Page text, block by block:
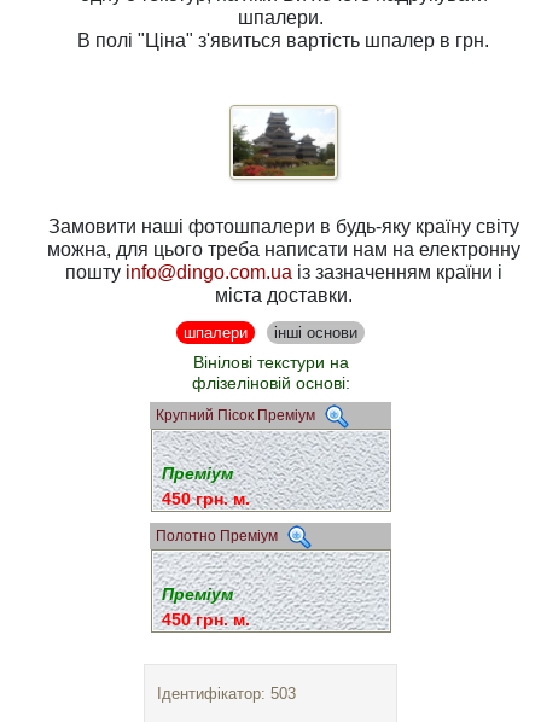
шпалери.
В полі"Ціна" з'явиться вартість шпалер в грн.
Замовити наші фотошпалери в будь-яку країну світу
можна, для цього треба написати нам на електронну
пошту info@dingo.com.ua із зазначенням країни і
міста доставки.
шпалери інші основи
Вінілові текстури на
флізеліновій основі:
Крупний Пісок Преміум
Преміум
450 грн. м.
Полотно Преміум
Преміум
450 грн. м.
Ідентифікатор: 503